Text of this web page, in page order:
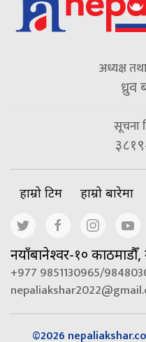
अध्यक्ष
ध्रुव
सूचना
हाम्रो टिम हाम्रो बारेमा
नयाँबानेश्वर-१०
+977 9851130965/
©2026